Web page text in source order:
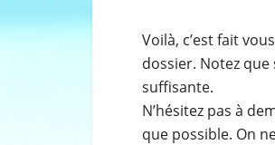
Voilà, c’est fait
dossier. Notez
suffisante.
N’hésitez pas à
que possible. On